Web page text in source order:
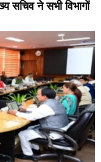
सचिव ने सभी विभागों